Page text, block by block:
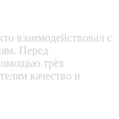
взаимодействовал с
Перед
трёх
качество и